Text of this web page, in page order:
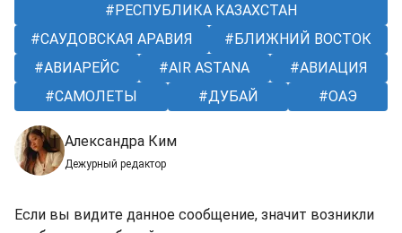
РЕСПУБЛИКА КАЗАХСТАН
САУДОВСКАЯ АРАВИЯ
БЛИЖНИЙ ВОСТОК
АВИАРЕЙС
AIR ASTANA
АВИАЦИЯ
САМОЛЕТЫ
ДУБАЙ ОАЭ
Александра Ким
Дежурный редактор
Если вы видите данное сообщение, значит возникли